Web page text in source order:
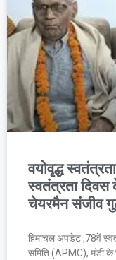
वयोवृद्ध
स्वतंत्रता
चेयरमैन संजीव
हिमाचल अपडेट ,78वें
समिति (APMC), मंडी के